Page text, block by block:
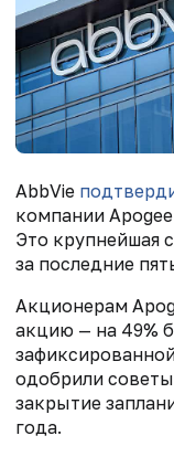
AbbVie
компании
Это крупнейшая
за последние
Акционерам
акцию — на 49%
одобрили
закрытие
года.